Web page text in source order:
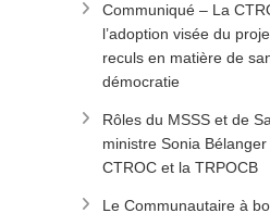
Communiqué – La
l’adoption visée du
reculs en matière de
démocratie
Rôles du MSSS et de
ministre Sonia
CTROC et la TRPOCB
Le Communautaire à